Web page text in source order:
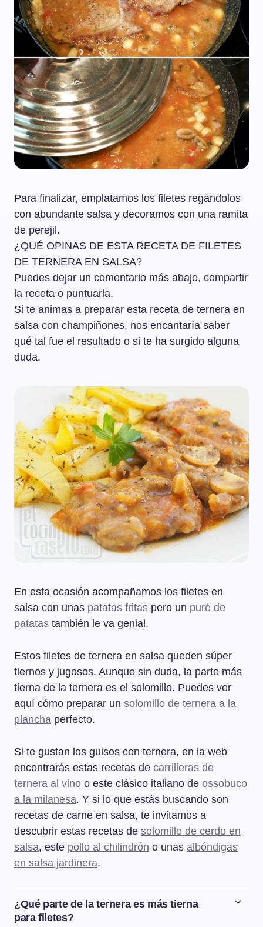
Para finalizar, emplatamos los filetes regándolos
con abundante salsa y decoramos con una ramita
de perejil.
¿QUÉ OPINAS DE ESTA RECETA DE FILETES
DE TERNERA EN SALSA?
Puedes dejar un comentario más abajo, compartir
la receta o puntuarla.
Si te animas a preparar esta receta de ternera en
salsa con champiñones, nos encantaría saber
qué tal fue el resultado o si te ha surgido alguna
duda.
En esta ocasión acompañamos los filetes en
salsa con unas patatas fritas pero un puré de
patatas también le va genial.
Estos filetes de ternera en salsa queden súper
tiernos y jugosos. Aunque sin duda, la parte más
tierna de la ternera es el solomillo. Puedes ver
aquí cómo preparar un solomillo de ternera a la
plancha perfecto.
Si te gustan los guisos con ternera, en la web
encontrarás estas recetas de carrilleras de
ternera al vino o este clásico italiano de ossobuco
a la milanesa. Y si lo que estás buscando son
recetas de carne en salsa, te invitamos a
descubrir estas recetas de solomillo de cerdo en
salsa, este pollo al chilindrón o unas albóndigas
en salsa jardinera.
¿Qué parte de la ternera es más tierna
para filetes?